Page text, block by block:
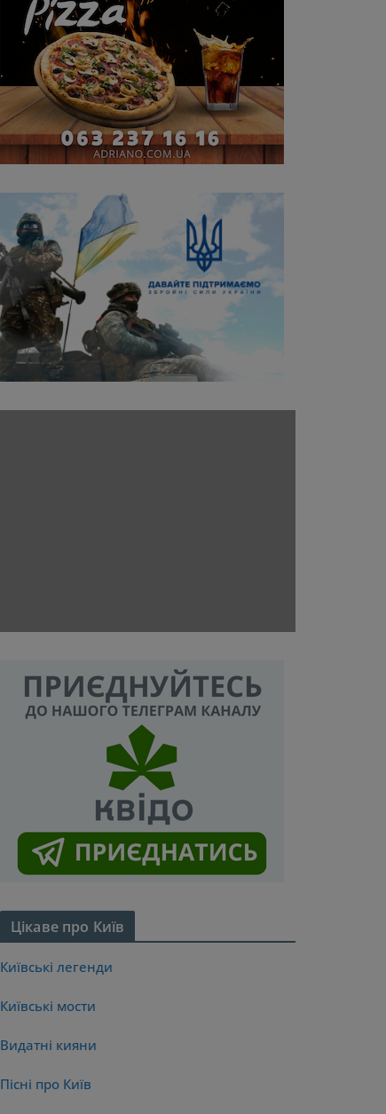
Цікаве про Київ
Київські легенди
Київські мости
Видатні кияни
Пісні про Київ